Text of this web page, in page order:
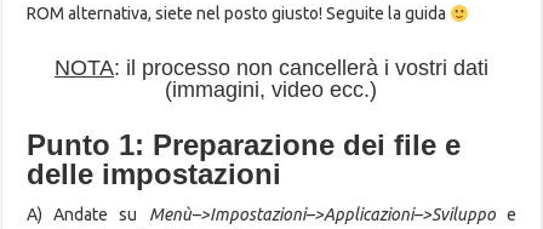
ROM alternativa, siete nel posto giusto! Seguite la guida
NOTA: il processo non cancellerà i vostri dati
(immagini, video ecc.)
Punto 1: Preparazione dei file e
delle impostazioni
A) Andate su Menù–>Impostazioni–>Applicazioni–>Sviluppoe